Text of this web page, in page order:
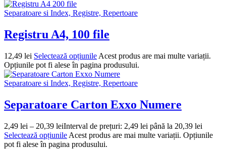
Separatoare si Index, Registre, Repertoare
Registru A4, 100 file
12,49 lei Selectează opțiunile Acest produs are mai multe variații.
Opțiunile pot fi alese în pagina produsului.
Separatoare si Index, Registre, Repertoare
Separatoare Carton Exxo Numere
2,49 lei – 20,39 leiInterval de prețuri: 2,49 lei până la 20,39 lei
Selectează opțiunile Acest produs are mai multe variații. Opțiunile
pot fi alese în pagina produsului.